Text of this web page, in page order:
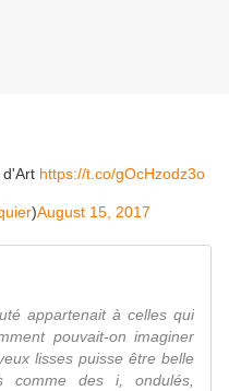
d'Art https://t.co/gOcHzodz3o
)August 15, 2017
appartenait à celles qui
pouvait-on imaginer
lisses puisse être belle
comme des i, ondulés,